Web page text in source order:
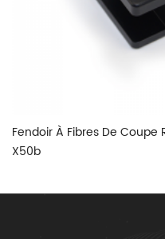
Fendoir À Fibres De Coupe
X50b